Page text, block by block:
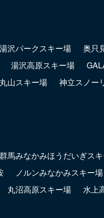
湯沢パークスキー場 奥只
湯沢高原スキー場
山スキー場 神立スノー
群馬みなかみほうだいぎス
ノルンみなかみスキー場
丸沼高原スキー場
水上